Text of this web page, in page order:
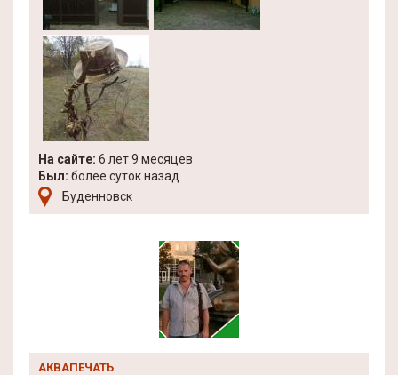
На сайте: 6 лет 9 месяцев
Был: более суток назад
Буденновск
АКВАПЕЧАТЬ